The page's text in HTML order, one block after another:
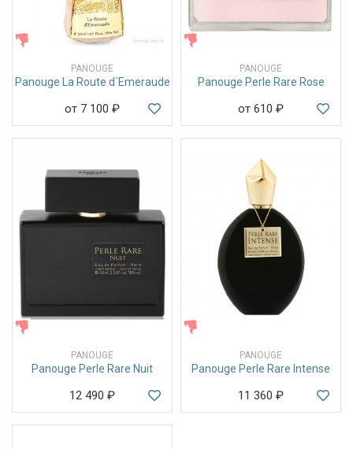
ЖЕНСКИЕ
PANOUGE
Panouge La Route d`Emeraude
от 7 100 ₽
PANOUGE
Panouge Perle Rare Rose
от 610 ₽
PANOUGE
Panouge Perle Rare Nuit
12 490 ₽
PANOUGE
Panouge Perle Rare Intense
11 360 ₽